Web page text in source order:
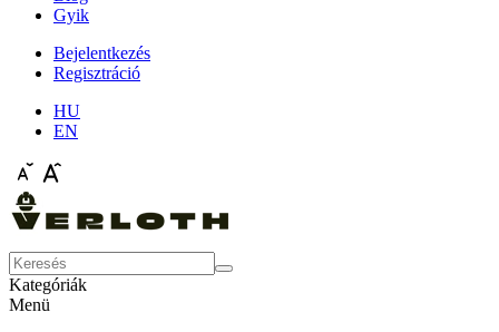
Gyik
Bejelentkezés
Regisztráció
HU
EN
Kategóriák
Menü